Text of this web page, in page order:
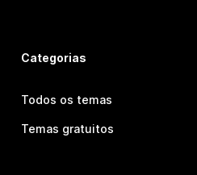
Categorias
Todos os temas
Temas gratuitos